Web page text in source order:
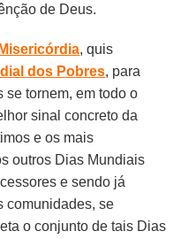
de Deus.
, quis
dos Pobres, para
se tornem, em todo o
sinal concreto da
e os mais
outros Dias Mundiais
e sendo já
comunidades, se
o conjunto de tais Dias